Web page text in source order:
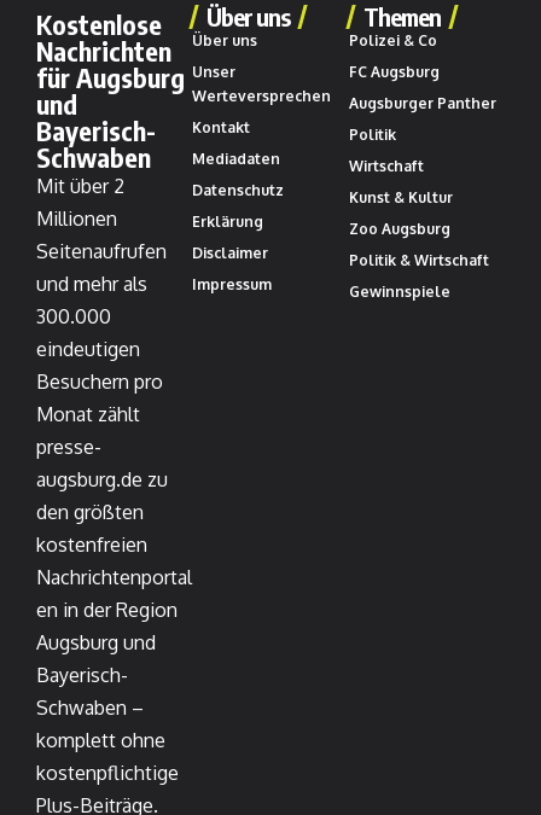
Kostenlose
Nachrichten
für Augsburg
und
Bayerisch-
Schwaben
Mit über 2
Millionen
Seitenaufrufen
und mehr als
300.000
eindeutigen
Besuchern pro
Monat zählt
presse-
augsburg.de zu
den größten
kostenfreien
Nachrichtenportal
en in der Region
Augsburg und
Bayerisch-
Schwaben –
komplett ohne
kostenpflichtige
Plus-Beiträge.
Über uns
Über uns
Unser
Werteversprechen
Kontakt
Mediadaten
Datenschutz
Erklärung
Disclaimer
Impressum
Themen
Polizei & Co
FC Augsburg
Augsburger Panther
Politik
Wirtschaft
Kunst & Kultur
Zoo Augsburg
Politik & Wirtschaft
Gewinnspiele